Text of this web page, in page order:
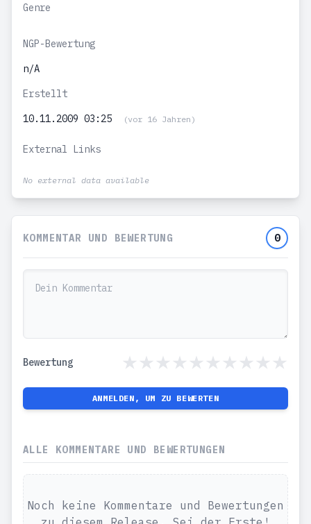
Genre
NGP-Bewertung
n/A
Erstellt
10.11.2009 03:25
(vor 16 Jahren)
External Links
No external data available
KOMMENTAR UND BEWERTUNG 0
Bewertung
ANMELDEN, UM ZU BEWERTEN
ALLE KOMMENTARE UND BEWERTUNGEN
Noch keine Kommentare und Bewertungen